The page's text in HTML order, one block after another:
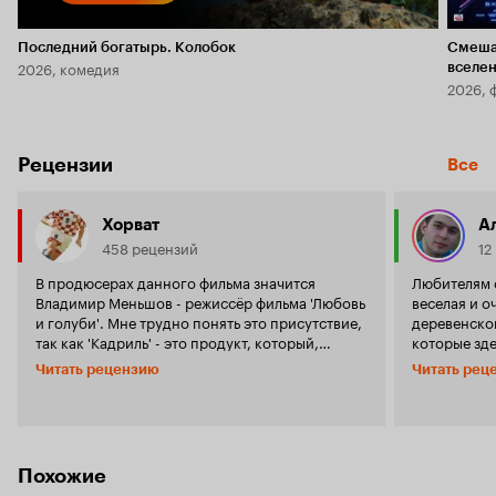
Последний богатырь. Колобок
2026, комедия
2026,
Рецензии Все
Хорват
458 рецензий
В продюсерах данного фильма значится
Владимир Меньшов - режиссёр фильма 'Любовь
и голуби'. Мне трудно понять это присутствие,
так как 'Кадриль' - это продукт, который,
видимо, пытался прыгнуть до уровня фильма
Меньшова, но на деле лишь дрыгнул ногой и
жителей в возрасте, водочку, комичную
Читать рецензию
Любителям
веселая и
которые
Множество
диалоги -
Читать
Похожие